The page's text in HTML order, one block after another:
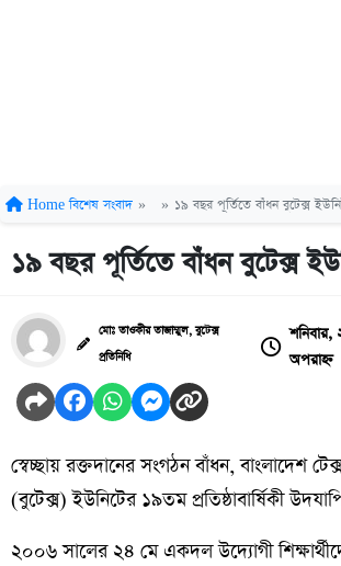
Home বিশেষ সংবাদ » » ১৯ বছর পূর্তিতে বাঁধন বুটেক্স
১৯ বছর পূর্তিতে বাঁধন বুটেক্স
মোঃ তাওকীর তাজাম্মুল, বুটেক্স
প্রতিনিধি
অপরাহ্ন
স্বেচ্ছায় রক্তদানের সংগঠন বাঁধন, বাংলাদেশ
(বুটেক্স) ইউনিটের ১৯তম প্রতিষ্ঠাবার্ষিকী
২০০৬ সালের ২৪ মে একদল উদ্যোগী